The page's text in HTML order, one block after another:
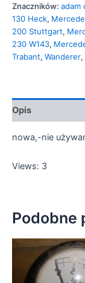
Znaczników: adam
130 Heck,
200 Stuttgart,
230 W143,
Trabant, Wanderer,
Opis
nowa,-nie
Views: 3
Podobne